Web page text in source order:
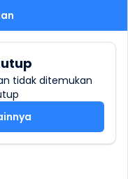
tidak ditemukan